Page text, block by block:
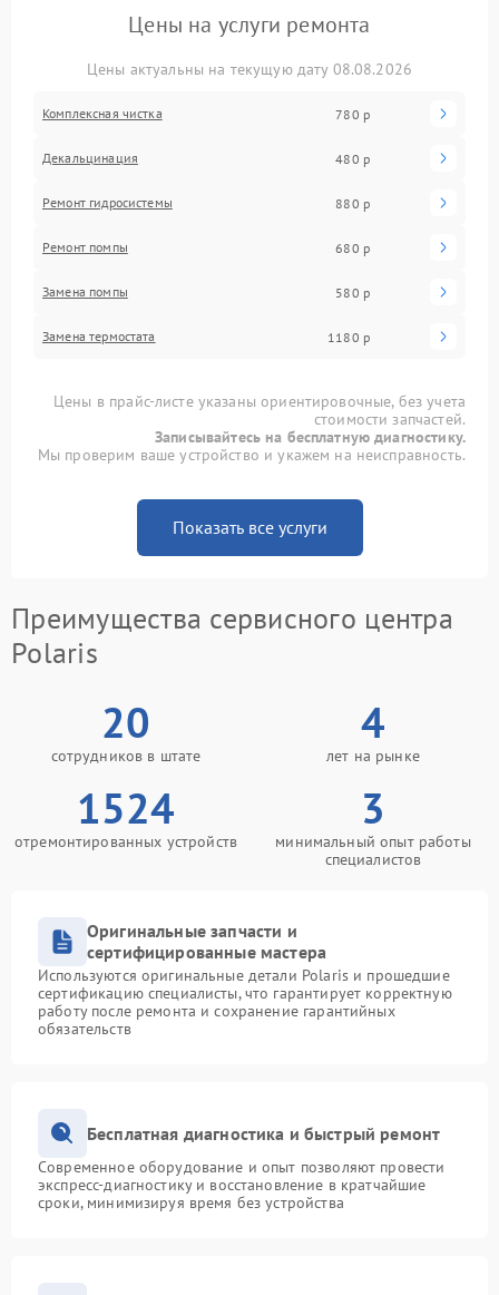
Цены на услуги ремонта
Цены актуальны на текущую дату 08.08.2026
Комплексная чистка 780 р
Декальцинация 480 р
Ремонт гидросистемы 880 р
Ремонт помпы 680 р
Замена помпы 580 р
Замена термостата 1180 р
Цены в прайс-листе указаны ориентировочные, без учета
стоимости запчастей.
Записывайтесь на бесплатную диагностику.
Мы проверим ваше устройство и укажем на неисправность.
Показать все услуги
Преимущества сервисного центра
Polaris
20
сотрудников в штате
4
лет на рынке
1524
отремонтированных устройств
3
минимальный опыт работы
специалистов
Оригинальные запчасти и
сертифицированные мастера
Используются оригинальные детали Polaris и прошедшие
сертификацию специалисты, что гарантирует корректную
работу после ремонта и сохранение гарантийных
обязательств
Бесплатная диагностика и быстрый ремонт
Современное оборудование и опыт позволяют провести
экспресс-диагностику и восстановление в кратчайшие
сроки, минимизируя время без устройства